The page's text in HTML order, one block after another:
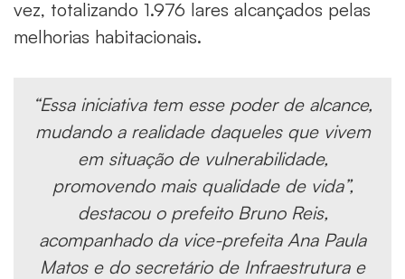
vez, totalizando 1.976 lares alcançados pelas
melhorias habitacionais.
“Essa iniciativa tem esse poder de alcance,
mudando a realidade daqueles que vivem
em situação de vulnerabilidade,
promovendo mais qualidade de vida”,
destacou o prefeito Bruno Reis,
acompanhado da vice-prefeita Ana Paula
Matos e do secretário de Infraestrutura e